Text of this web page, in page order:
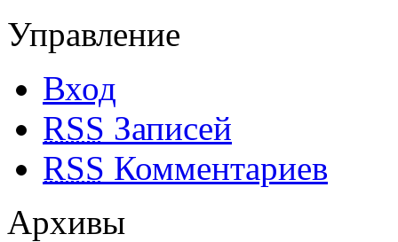
Управление
Вход
RSS Записей
RSS Комментариев
Архивы